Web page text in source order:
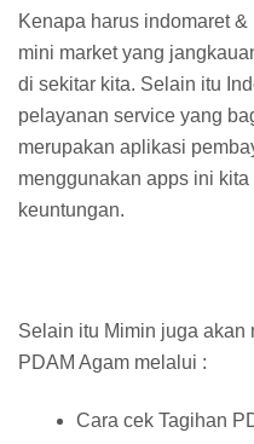
Kenapa harus indomaret
mini market yang
di sekitar kita. Selain itu
pelayanan service yang
merupakan aplikasi
menggunakan apps ini
keuntungan.
Selain itu Mimin juga akan
PDAM Agam melalui :
Cara cek Tagihan